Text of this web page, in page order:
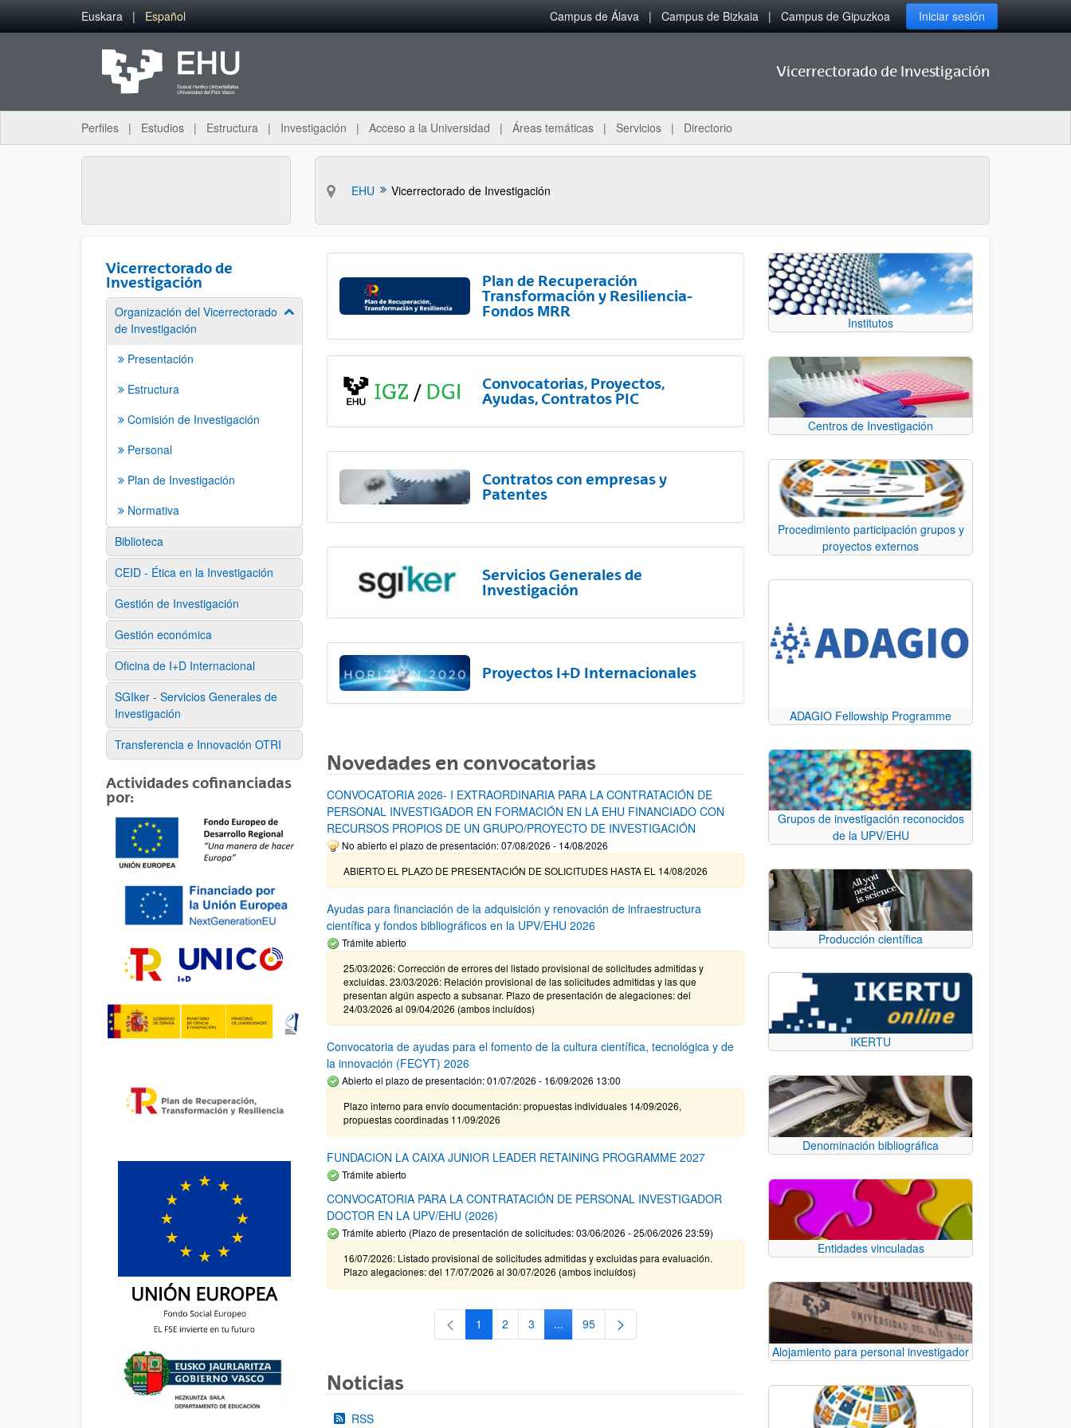
Saltar al contenido principal
Euskara Español Campus de Álava Campus de Bizkaia Campus de Gipuzkoa Iniciar sesión
Vicerrectorado de Investigación
Perfiles Estudios Estructura Investigación Acceso a la Universidad Áreas temáticas Servicios Directorio
EHU Vicerrectorado de Investigación
Vicerrectorado de
Investigación
Organización del Vicerrectorado
de Investigación
Mostrar/ocultar subpáginas
Presentación
Estructura
Comisión de Investigación
Personal
Plan de Investigación
Normativa
Biblioteca
CEID - Ética en la Investigación
Gestión de Investigación
Gestión económica
Oficina de I+D Internacional
SGIker - Servicios Generales de
Investigación
Transferencia e Innovación OTRI
Actividades cofinanciadas
por:
Plan de Recuperación
Transformación y Resiliencia-
Fondos MRR
Convocatorias, Proyectos,
Ayudas, Contratos PIC
Contratos con empresas y
Patentes
Servicios Generales de
Investigación
Proyectos I+D Internacionales
Novedades en convocatorias
CONVOCATORIA 2026- I EXTRAORDINARIA PARA LA CONTRATACIÓN DE
PERSONAL INVESTIGADOR EN FORMACIÓN EN LA EHU FINANCIADO CON
RECURSOS PROPIOS DE UN GRUPO/PROYECTO DE INVESTIGACIÓN
No abierto el plazo de presentación: 07/08/2026 - 14/08/2026
ABIERTO EL PLAZO DE PRESENTACIÓN DE SOLICITUDES HASTA EL 14/08/2026
Ayudas para financiación de la adquisición y renovación de infraestructura
científica y fondos bibliográficos en la UPV/EHU 2026
Trámite abierto
25/03/2026: Corrección de errores del listado provisional de solicitudes admitidas y
excluidas. 23/03/2026: Relación provisional de las solicitudes admitidas y las que
presentan algún aspecto a subsanar. Plazo de presentación de alegaciones: del
24/03/2026 al 09/04/2026 (ambos incluídos)
Convocatoria de ayudas para el fomento de la cultura científica, tecnológica y de
la innovación (FECYT) 2026
Abierto el plazo de presentación: 01/07/2026 - 16/09/2026 13:00
Plazo interno para envío documentación: propuestas individuales 14/09/2026,
propuestas coordinadas 11/09/2026
FUNDACION LA CAIXA JUNIOR LEADER RETAINING PROGRAMME 2027
Trámite abierto
CONVOCATORIA PARA LA CONTRATACIÓN DE PERSONAL INVESTIGADOR
DOCTOR EN LA UPV/EHU (2026)
Trámite abierto (Plazo de presentación de solicitudes: 03/06/2026 - 25/06/2026 23:59)
16/07/2026: Listado provisional de solicitudes admitidas y excluidas para evaluación.
Plazo alegaciones: del 17/07/2026 al 30/07/2026 (ambos incluídos)
Página
1 Página
2 Página
3 ...Páginas intermedias Use TAB para desplazarse.
Página
95
Noticias
RSS
Institutos
Centros de Investigación
Procedimiento participación grupos y
proyectos externos
ADAGIO Fellowship Programme
Grupos de investigación reconocidos
de la UPV/EHU
Producción científica
IKERTU
Denominación bibliográfica
Entidades vinculadas
Alojamiento para personal investigador